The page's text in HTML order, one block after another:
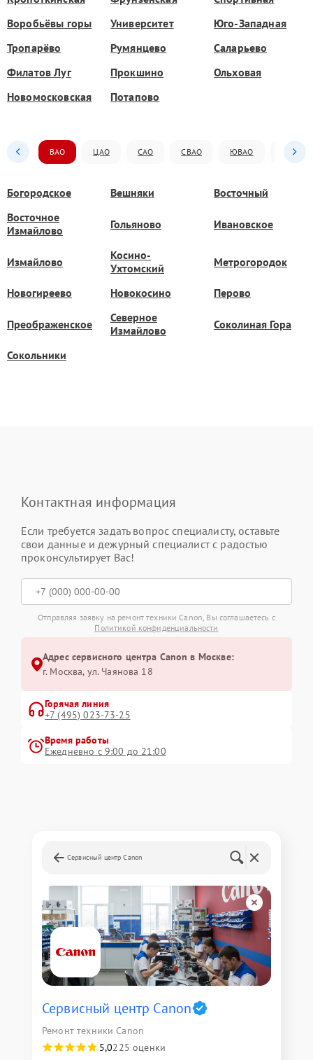
Воробьёвы горы
Университет
Юго-Западная
Тропарёво
Румянцево
Саларьево
Филатов Луг
Прокшино
Ольховая
Новомосковская
Потапово
ВАО ЦАО САО СВАО ЮВАО ЮАО
Богородское Вешняки
Восточный
Восточное
Измайлово
Гольяново Ивановское
Измайлово
Косино-
Ухтомский
Метрогородок
Новогиреево Новокосино Перово
Преображенское
Северное
Измайлово
Соколиная Гора
Сокольники
Контактная информация
Если требуется задать вопрос специалисту, оставьте
свои данные и дежурный специалист с радостью
проконсультирует Вас!
Отправляя заявку на ремонт техники Canon, Вы соглашаетесь с
Политикой конфиденциальности
Адрес сервисного центра Canon в Москве:
г. Москва, ул. Чаянова 18
Горячая линия
+7 (495) 023-73-25
Время работы
Ежедневно с 9:00 до 21:00
Сервисный центр Canon
Сервисный центр Canon
Ремонт техники Canon
5,0225 оценки